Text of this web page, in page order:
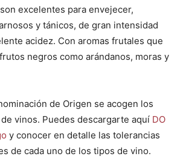
excelentes para envejecer,
y tánicos, de gran intensidad
acidez. Con aromas frutales que
negros como arándanos, moras y
de Origen se acogen los
vinos. Puedes descargarte aquí DO
y conocer en detalle las tolerancias
de cada uno de los tipos de vino.